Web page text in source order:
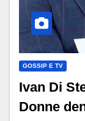
GOSSIP E TV
Ivan Di
Donne